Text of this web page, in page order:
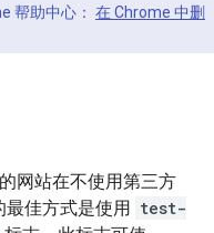
帮助中心： 在 Chrome 中删
网站在不使用第三方
最佳方式是使用 test-